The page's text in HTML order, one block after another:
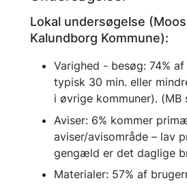
Lokal undersøgelse
Kalundborg Kommune):
Varighed - besøg: 74%
typisk 30 min. eller
i øvrige kommuner). (MB
Aviser: 6% kommer
aviser/avisområde – lav
gengæld er det daglige
Materialer: 57% af